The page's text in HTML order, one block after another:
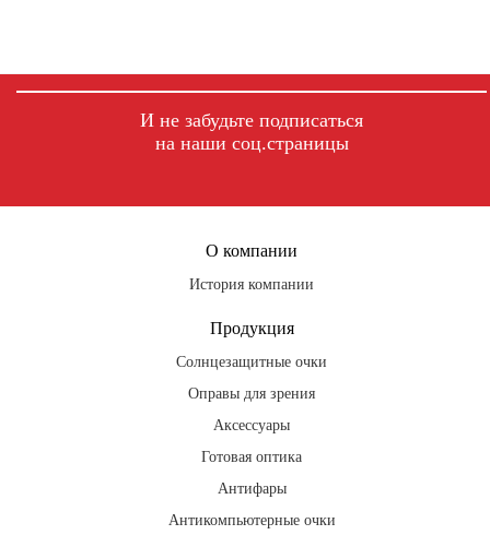
И не забудьте подписаться
на наши соц.страницы
О компании
История компании
Продукция
Солнцезащитные очки
Оправы для зрения
Аксессуары
Готовая оптика
Антифары
Антикомпьютерные очки